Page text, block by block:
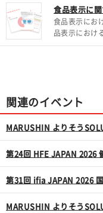
食品表示に
食品表示にお
品表示におけ
関連のイベント
MARUSHIN よりそう
第24回 HFE JAPAN 2026
第31回 ifia JAPAN 2026
MARUSHIN よりそう